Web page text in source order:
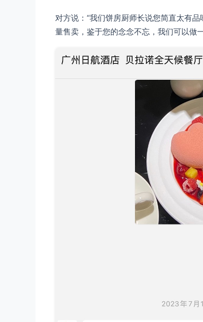
对方说：“我们饼房厨师长说您简直太有
量售卖，鉴于您的念念不忘，我们可以做